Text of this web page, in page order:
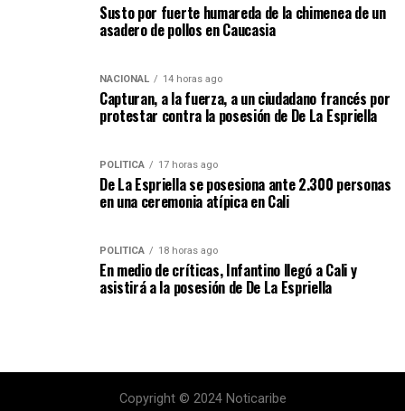
Susto por fuerte humareda de la chimenea de un
asadero de pollos en Caucasia
NACIONAL 14 horas ago
Capturan, a la fuerza, a un ciudadano francés por
protestar contra la posesión de De La Espriella
POLÍTICA 17 horas ago
De La Espriella se posesiona ante 2.300 personas
en una ceremonia atípica en Cali
POLÍTICA 18 horas ago
En medio de críticas, Infantino llegó a Cali y
asistirá a la posesión de De La Espriella
Copyright © 2024 Noticaribe